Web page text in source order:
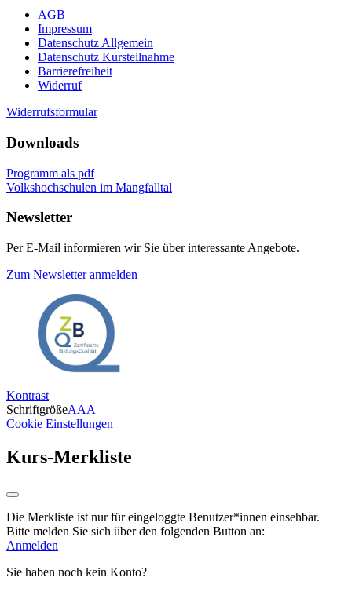
AGB
Impressum
Datenschutz Allgemein
Datenschutz Kursteilnahme
Barrierefreiheit
Widerruf
Widerrufsformular
Downloads
Programm als pdf
Volkshochschulen im Mangfalltal
Newsletter
Per E-Mail informieren wir Sie über interessante Angebote.
Zum Newsletter anmelden
Kontrast
SchriftgrößeAAA
Cookie Einstellungen
Kurs-Merkliste
Die Merkliste ist nur für eingeloggte Benutzer*innen einsehbar.
Bitte melden Sie sich über den folgenden Button an:
Anmelden
Sie haben noch kein Konto?